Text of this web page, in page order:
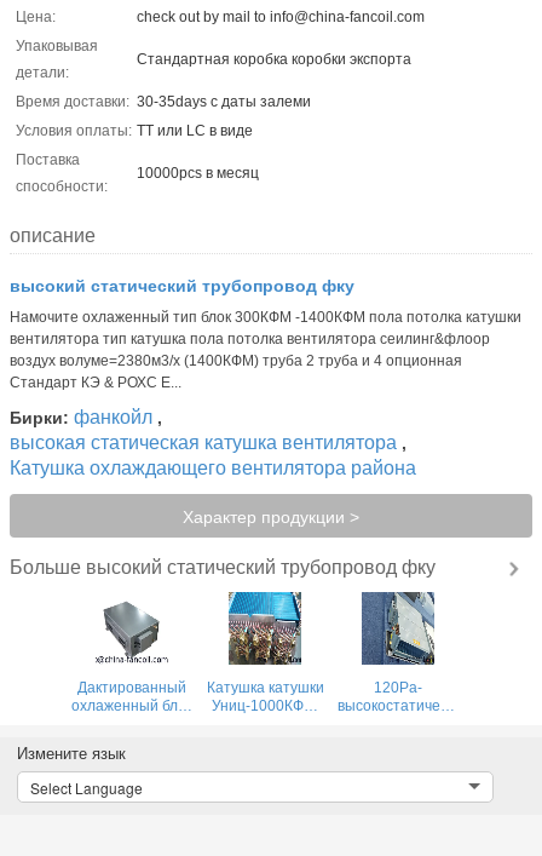
Цена:
check out by mail to info@china-fancoil.com
Упаковывая
детали:
Стандартная коробка коробки экспорта
Время доставки: 30-35days с даты залеми
Условия оплаты: TT или LC в виде
Поставка
способности:
10000pcs в месяц
описание
высокий статический трубопровод фку
Намочите охлаженный тип блок 300КФМ -1400КФМ пола потолка катушки
вентилятора тип катушка пола потолка вентилятора сеилинг&флоор
воздух волуме=2380м3/х (1400КФМ) труба 2 труба и 4 опционная
Стандарт КЭ & РОХС Е...
Бирки: фанкойл ,
высокая статическая катушка вентилятора ,
Катушка охлаждающего вентилятора района
Характер продукции >
Больше высокий статический трубопровод фку
Дактированный
охлаженный блок
воды с районом
охлаждая
Аппликатион-1000КФМ
Катушка катушки
Униц-1000КФМ/
трубопровода
120Pa-
высокостатический
Измените язык
Select Language